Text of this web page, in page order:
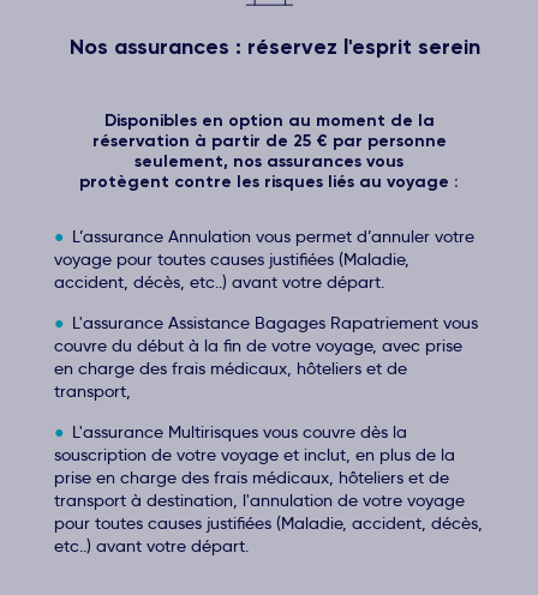
Nos assurances : réservez l'esprit serein
Disponibles en option au moment de la
réservation à partir de 25 € par personne
seulement, nos assurances vous
protègent contre les risques liés au voyage :
L’assurance Annulation vous permet d’annuler votre
voyage pour toutes causes justifiées (Maladie,
accident, décès, etc..) avant votre départ.
L'assurance Assistance Bagages Rapatriement vous
couvre du début à la fin de votre voyage, avec prise
en charge des frais médicaux, hôteliers et de
transport,
L'assurance Multirisques vous couvre dès la
souscription de votre voyage et inclut, en plus de la
prise en charge des frais médicaux, hôteliers et de
transport à destination, l'annulation de votre voyage
pour toutes causes justifiées (Maladie, accident, décès,
etc..) avant votre départ.